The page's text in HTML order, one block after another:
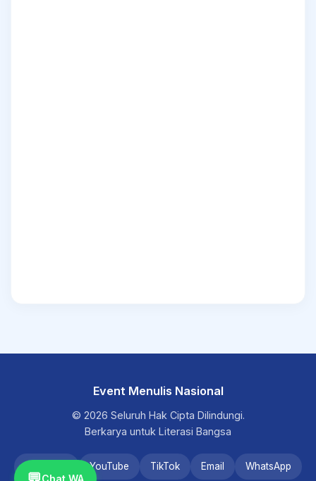
Event Menulis Nasional
© 2026 Seluruh Hak Cipta Dilindungi.
Berkarya untuk Literasi Bangsa
YouTube TikTok Email WhatsApp
Chat WA